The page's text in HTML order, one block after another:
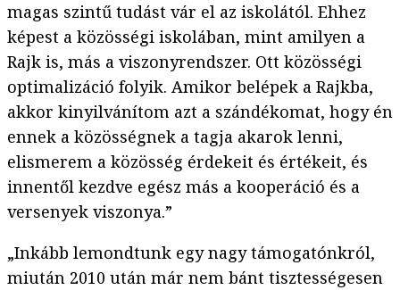
magas szintű tudást vár el az iskolától. Ehhez
képest a közösségi iskolában, mint amilyen a
Rajk is, más a viszonyrendszer. Ott közösségi
optimalizáció folyik. Amikor belépek a Rajkba,
akkor kinyilvánítom azt a szándékomat, hogy én
ennek a közösségnek a tagja akarok lenni,
elismerem a közösség érdekeit és értékeit, és
innentől kezdve egész más a kooperáció és a
versenyek viszonya.”
„Inkább lemondtunk egy nagy támogatónkról,
miután 2010 után már nem bánt tisztességesen